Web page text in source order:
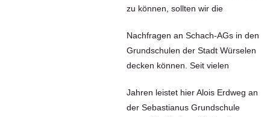
zu können, sollten wir die
Nachfragen an Schach-AGs in den
Grundschulen der Stadt Würselen
decken können. Seit vielen
Jahren leistet hier Alois Erdweg an
der Sebastianus Grundschule